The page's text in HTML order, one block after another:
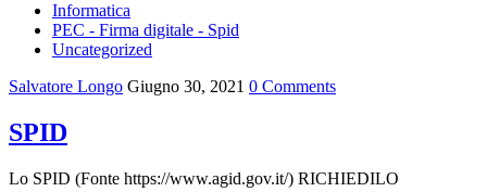
Informatica
PEC - Firma digitale - Spid
Uncategorized
Salvatore Longo Giugno 30, 2021 0 Comments
SPID
Lo SPID (Fonte https://www.agid.gov.it/) RICHIEDILO